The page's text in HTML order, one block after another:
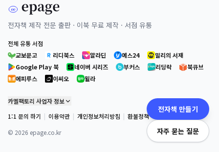
전자책 제작 전문 출판 · 이북 무료 제작 · 서점 유통
전체 유통 서점
교보문고
리디북스 알라딘 예스24
밀리의 서재
Google Play 북
네이버 시리즈 부커스 리딩락
북큐브
에피루스
이씨오 윌라
카멜팩토리 사업자 정보
1:1 문의 하기 | 이용약관 | 개인정보처리방침 | 환불정책
© 2026 epage.co.kr
전자책 만들기
자주 묻는 질문